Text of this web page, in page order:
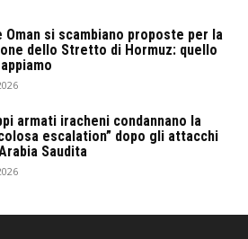
Oman si scambiano proposte per la
dello Stretto di Hormuz: quello
armati iracheni condannano la
escalation” dopo gli attacchi
Saudita